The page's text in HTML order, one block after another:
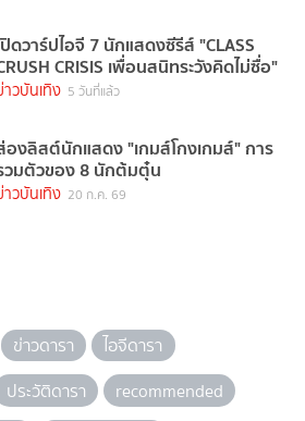
ปิดวาร์ปไอจี 7 นักแสดงซีรีส์ "CLASS
CRISIS เพื่อนสนิทระวังคิดไม่ซื่อ"
าวบันเทิง 5 วันที่แล้ว
องลิสต์นักแสดง "เกมส์โกงเกมส์" การ
วมตัวของ 8 นักต้มตุ๋น
าวบันเทิง 20 ก.ค. 69
ข่าวดารา
ไอจีดารา
ประวัติดารา
recommended